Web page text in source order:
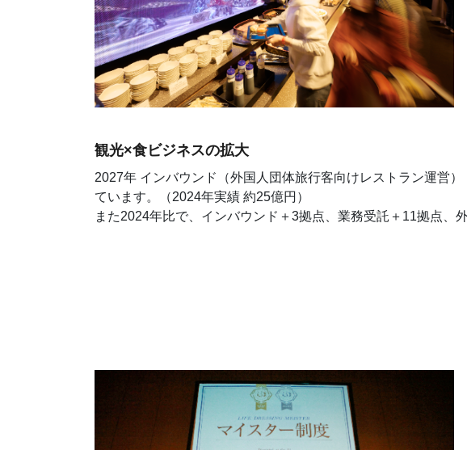
観光×食ビジネスの拡大
2027年 インバウンド（外国人団体旅行客向けレストラン運営
ています。（2024年実績 約25億円）
また2024年比で、インバウンド＋3拠点、業務受託＋11拠点、